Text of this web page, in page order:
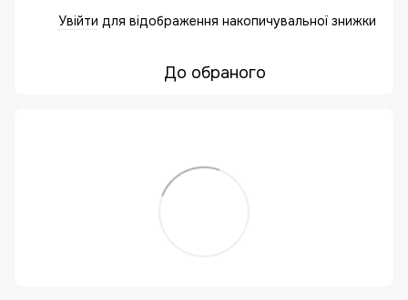
Увійти для відображення накопичувальної знижки
До обраного